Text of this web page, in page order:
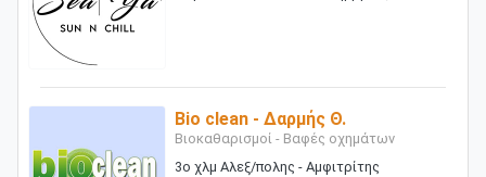
Bio clean - Δαρμής Θ.
Βιοκαθαρισμοί - Βαφές οχημάτων
3ο χλμ Αλεξ/πολης - Αμφιτρίτης